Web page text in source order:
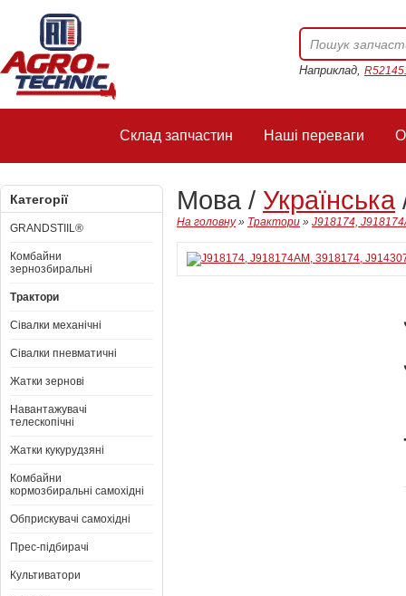
Наприклад,
Склад запчастин Наші переваги
Категорії
GRANDSTIIL®
Комбайни
зернозбиральні
Трактори
Сівалки механічні
Сівалки пневматичні
Жатки зернові
Навантажувачі
телескопічні
Жатки кукурудзяні
Комбайни
кормозбиральні самохідні
Обприскувачі самохідні
Прес-підбирачі
Культиватори
Мова / Українська
На головну» Трактори » J918174,